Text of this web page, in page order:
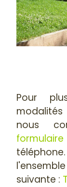
Pour
nous
suivante :